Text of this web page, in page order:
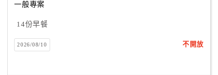
一般專案
14份早餐
2026/08/10 不開放